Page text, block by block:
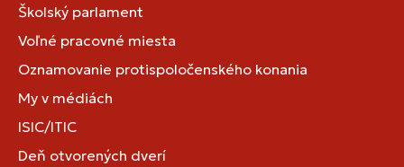
Školský parlament
Voľné pracovné miesta
Oznamovanie protispoločenského konania
My v médiách
ISIC/ITIC
Deň otvorených dverí